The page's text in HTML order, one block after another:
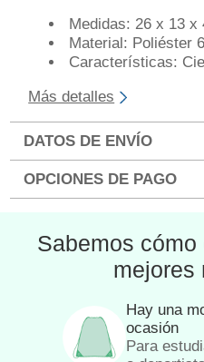
Medidas: 26 x 13 x
Material: Poliéster
Características:
Más detalles
DATOS DE ENVÍO
OPCIONES DE PAGO
Sabemos
mejores
Hay una
ocasión
Para